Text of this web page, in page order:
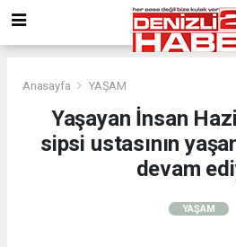
Anasayfa YAŞAM
Yaşayan İnsan
sipsi ustasının
devam
YAŞAM